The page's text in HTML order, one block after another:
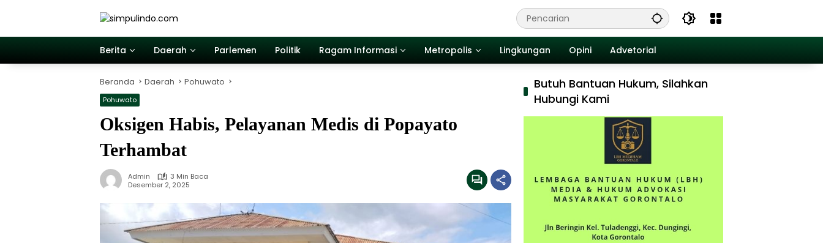
Berita
Daerah Parlemen Politik Ragam Informasi Metropolis Lingkungan Opini Advetorial
Beranda Daerah Pohuwato
Pohuwato
Oksigen Habis, Pelayanan Medis di Popayato
Terhambat
Admin
3 Min Baca
Desember 2, 2025
Butuh Bantuan Hukum, Silahkan
Hubungi Kami